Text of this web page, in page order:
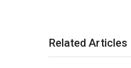
Related Articles